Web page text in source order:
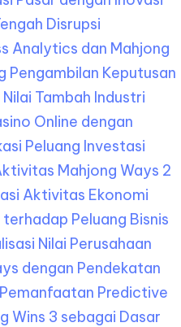
Disrupsi
Analytics dan Mahjong
Pengambilan Keputusan
Tambah Industri
Online dengan
Peluang Investasi
Mahjong Ways 2
Aktivitas Ekonomi
Peluang Bisnis
Nilai Perusahaan
dengan Pendekatan
Pemanfaatan Predictive
Wins 3 sebagai Dasar